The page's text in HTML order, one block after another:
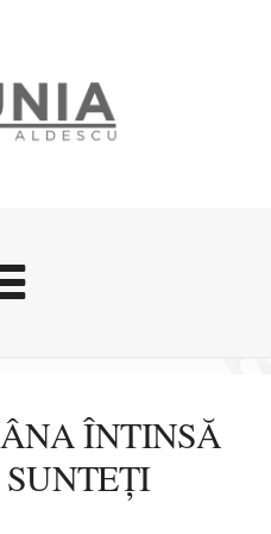
afective
Dunia
Călătorii
povestite
ÎNTINSĂ